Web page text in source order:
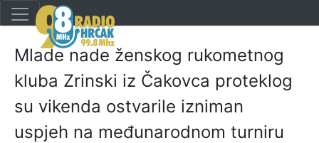
Mlade nade ženskog rukometnog
kluba Zrinski iz Čakovca proteklog
su vikenda ostvarile izniman
uspjeh na međunarodnom turniru